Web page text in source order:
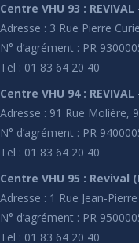
Centre VHU 93 :
Adresse : 3 Rue Pierre
N° d’agrément : PR
Tel : 01 83 64 20 40
Centre VHU 94 :
Adresse : 91 Rue Molière,
N° d’agrément : PR
Tel : 01 83 64 20 40
Centre VHU 95 :
Adresse : 1 Rue Jean-
N° d’agrément : PR
Tel : 01 83 64 20 40